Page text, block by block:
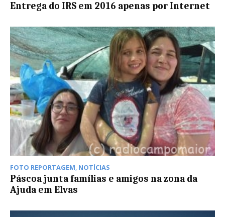
Entrega do IRS em 2016 apenas por Internet
FOTO REPORTAGEM, NOTÍCIAS
Páscoa junta famílias e amigos na zona da
Ajuda em Elvas